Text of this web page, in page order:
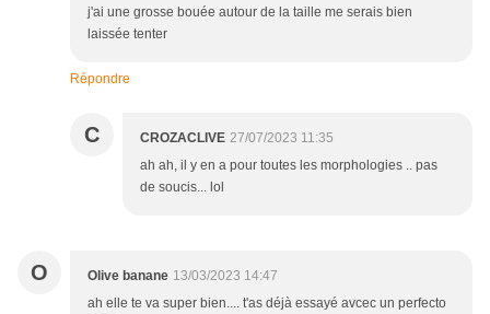
j'ai une grosse bouée autour de la taille me serais bien
laissée tenter
Répondre
C CROZACLIVE 27/07/2023 11:35
ah ah, il y en a pour toutes les morphologies .. pas
de soucis... lol
O Olive banane 13/03/2023 14:47
ah elle te va super bien.... t'as déjà essayé avcec un perfecto